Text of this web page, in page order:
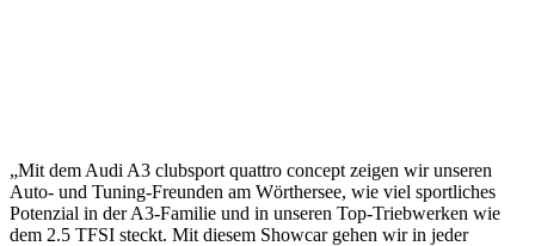
„Mit dem Audi A3 clubsport quattro concept zeigen wir unseren
Auto- und Tuning-Freunden am Wörthersee, wie viel sportliches
Potenzial in der A3-Familie und in unseren Top-Triebwerken wie
dem 2.5 TFSI steckt. Mit diesem Showcar gehen wir in jeder